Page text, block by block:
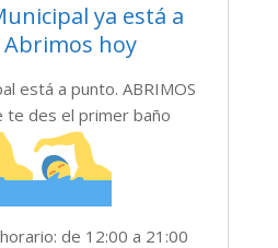
ya está a
hoy
está a punto. ABRIMOS
te des el primer baño
de 12:00 a 21:00